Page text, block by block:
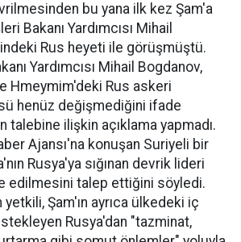
bu yana ilk kez Şam'a
Bakanı Yardımcısı Mihail
Rus heyeti ile görüşmüştü.
Yardımcısı Mihail Bogdanov,
Hmeymim'deki Rus askeri
henüz değişmediğini ifade
talebine ilişkin açıklama yapmadı.
Ajansı'na konuşan Suriyeli bir
Rusya'ya sığınan devrik lideri
edilmesini talep ettiğini söyledi.
yetkili, Şam'ın ayrıca ülkedeki iç
Rusya'dan "tazminat,